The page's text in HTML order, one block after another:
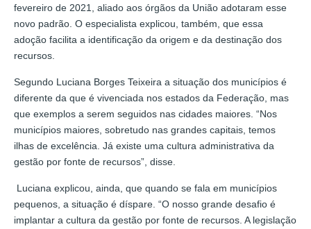
fevereiro de 2021, aliado aos órgãos da União adotaram esse
novo padrão. O especialista explicou, também, que essa
adoção facilita a identificação da origem e da destinação dos
recursos.
Segundo Luciana Borges Teixeira a situação dos municípios é
diferente da que é vivenciada nos estados da Federação, mas
que exemplos a serem seguidos nas cidades maiores. “Nos
municípios maiores, sobretudo nas grandes capitais, temos
ilhas de excelência. Já existe uma cultura administrativa da
gestão por fonte de recursos”, disse.
Luciana explicou, ainda, que quando se fala em municípios
pequenos, a situação é díspare. “O nosso grande desafio é
implantar a cultura da gestão por fonte de recursos. A legislação